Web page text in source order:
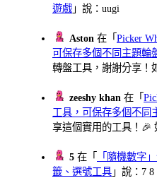
遊戲 」說：uugi
Aston 在「Picker
可保存多個不同主題輪
轉盤工具，謝謝分享！
zeeshy khan 在「
工具，可保存多個不同
享這個實用的工具！🎉
5 在「
「隨機數字
籤、選號工具 」說：7 8